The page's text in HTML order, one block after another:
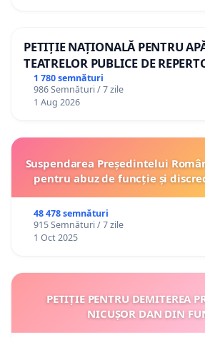
PETIȚIE NAȚIONALĂ PENTRU
TEATRELOR PUBLICE DE
ROMÂNIA
1 780 semnături
986 Semnături / 7 zile
1 Aug 2026
Suspendarea Președintelui
pentru abuz de funcție și
48 478 semnături
915 Semnături / 7 zile
1 Oct 2025
PETIȚIE PENTRU DEMITEREA
NICUȘOR DAN DIN